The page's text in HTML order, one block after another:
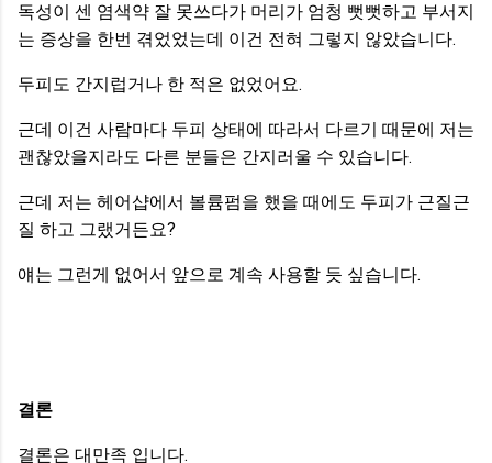
독성이 센 염색약 잘 못쓰다가 머리가 엄청 뻣뻣하고 부서지
는 증상을 한번 겪었었는데 이건 전혀 그렇지 않았습니다.
두피도 간지럽거나 한 적은 없었어요.
근데 이건 사람마다 두피 상태에 따라서 다르기 때문에 저는
괜찮았을지라도 다른 분들은 간지러울 수 있습니다.
근데 저는 헤어샵에서 볼륨펌을 했을 때에도 두피가 근질근
질 하고 그랬거든요?
얘는 그런게 없어서 앞으로 계속 사용할 듯 싶습니다.
결론
결론은 대만족 입니다.